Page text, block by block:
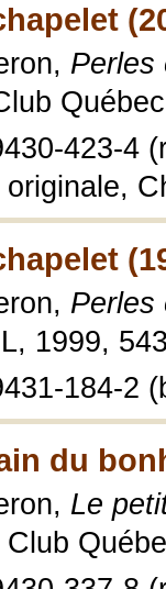
Perles
423-4
Perles
1999,
184-2
du
Le